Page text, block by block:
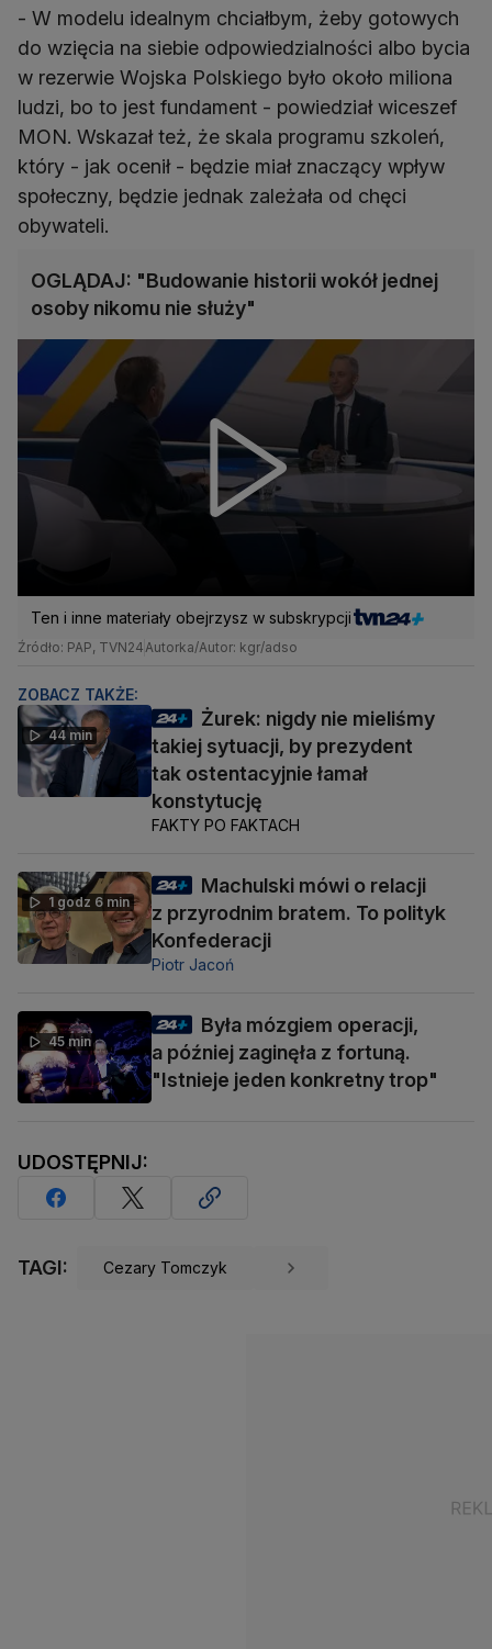
- W modelu idealnym chciałbym, żeby gotowych
do wzięcia na siebie odpowiedzialności albo bycia
w rezerwie Wojska Polskiego było około miliona
ludzi, bo to jest fundament - powiedział wiceszef
MON. Wskazał też, że skala programu szkoleń,
który - jak ocenił - będzie miał znaczący wpływ
społeczny, będzie jednak zależała od chęci
obywateli.
OGLĄDAJ: "Budowanie historii wokół jednej
osoby nikomu nie służy"
Ten i inne materiały obejrzysz w subskrypcji
Źródło: PAP, TVN24 Autorka/Autor: kgr/adso
ZOBACZ TAKŻE:
44 min
Żurek: nigdy nie mieliśmy
takiej sytuacji, by prezydent
tak ostentacyjnie łamał
konstytucję
FAKTY PO FAKTACH
1 godz 6 min
Machulski mówi o relacji
z przyrodnim bratem. To polityk
Konfederacji
Piotr Jacoń
45 min
Była mózgiem operacji,
a później zaginęła z fortuną.
"Istnieje jeden konkretny trop"
UDOSTĘPNIJ:
TAGI: Cezary Tomczyk